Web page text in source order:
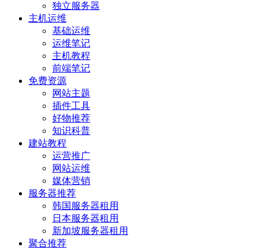
独立服务器
主机运维
基础运维
运维笔记
主机教程
前端笔记
免费资源
网站主题
插件工具
好物推荐
知识科普
建站教程
运营推广
网站运维
媒体营销
服务器推荐
韩国服务器租用
日本服务器租用
新加坡服务器租用
聚合推荐